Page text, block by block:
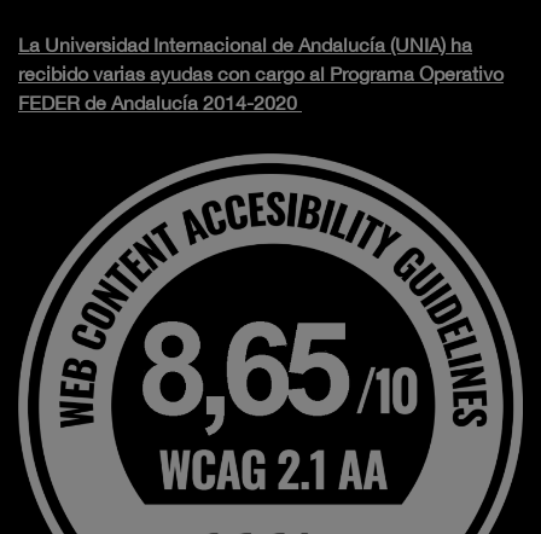
La Universidad Internacional de Andalucía (UNIA) ha
recibido varias ayudas con cargo al Programa Operativo
FEDER de Andalucía 2014-2020